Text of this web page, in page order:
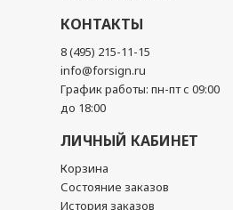
КОНТАКТЫ
8 (495) 215-11-15
info@forsign.ru
График работы: пн-пт с 09:00
до 18:00
ЛИЧНЫЙ КАБИНЕТ
Корзина
Состояние заказов
История заказов